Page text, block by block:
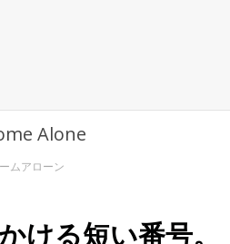
ムアローン
ける短い番号。